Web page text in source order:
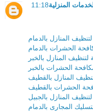
المنزلية
المنازل بالدمام
الحشرات بالدمام
لتنظيف المنازل بالخبر
الحشرات بالخبر
المنازل بالقطيف
الحشرات بالقطيف
المنازل بالجبيل
المجارى بالدمام